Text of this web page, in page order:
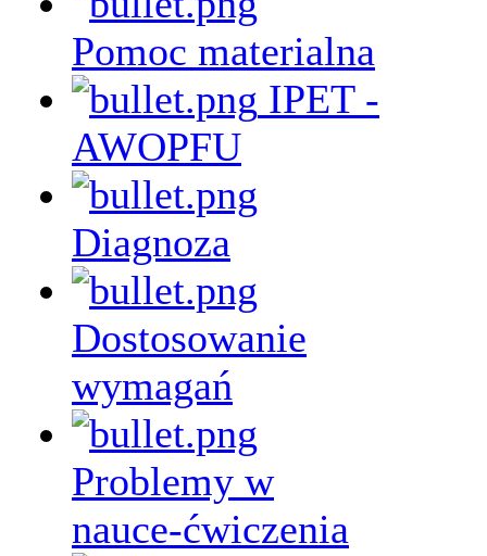
Pomoc materialna
IPET -
AWOPFU
Diagnoza
Dostosowanie
wymagań
Problemy w
nauce-ćwiczenia